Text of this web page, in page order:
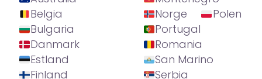
Belgia
Bulgaria
Danmark
Estland
Finland
Norge
Polen
Portugal
Romania
San Marino
Serbia